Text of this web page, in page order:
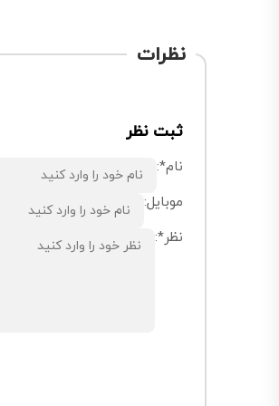
نظرات
ثبت نظر
نام*:
موبایل:
نظر*: